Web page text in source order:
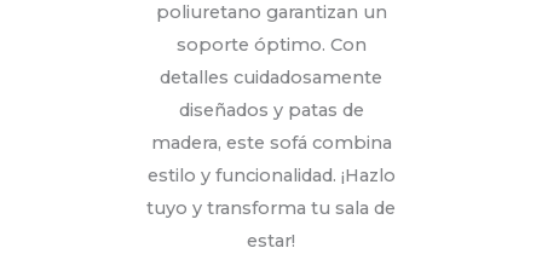
poliuretano garantizan un
soporte óptimo. Con
detalles cuidadosamente
diseñados y patas de
madera, este sofá combina
estilo y funcionalidad. ¡Hazlo
tuyo y transforma tu sala de
estar!